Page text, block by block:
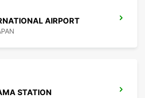
AIRPORT
STATION